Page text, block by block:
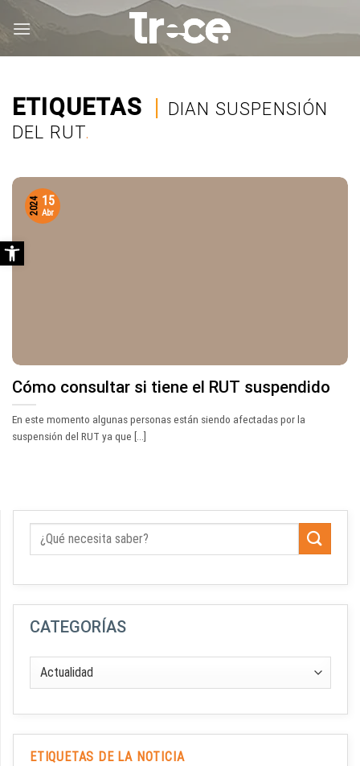
ETIQUETAS | DIAN SUSPENSIÓN
DEL RUT.
Cómo consultar si tiene el RUT suspendido
En este momento algunas personas están siendo afectadas por la
suspensión del RUT ya que [...]
15
Abr
2024
CATEGORÍAS
ETIQUETAS DE LA NOTICIA
Abrir barra de herramientas